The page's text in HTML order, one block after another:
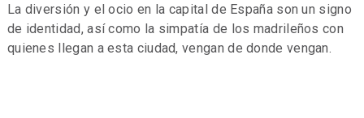
La diversión y el ocio en la capital de España son un signo
de identidad, así como la simpatía de los madrileños con
quienes llegan a esta ciudad, vengan de donde vengan.